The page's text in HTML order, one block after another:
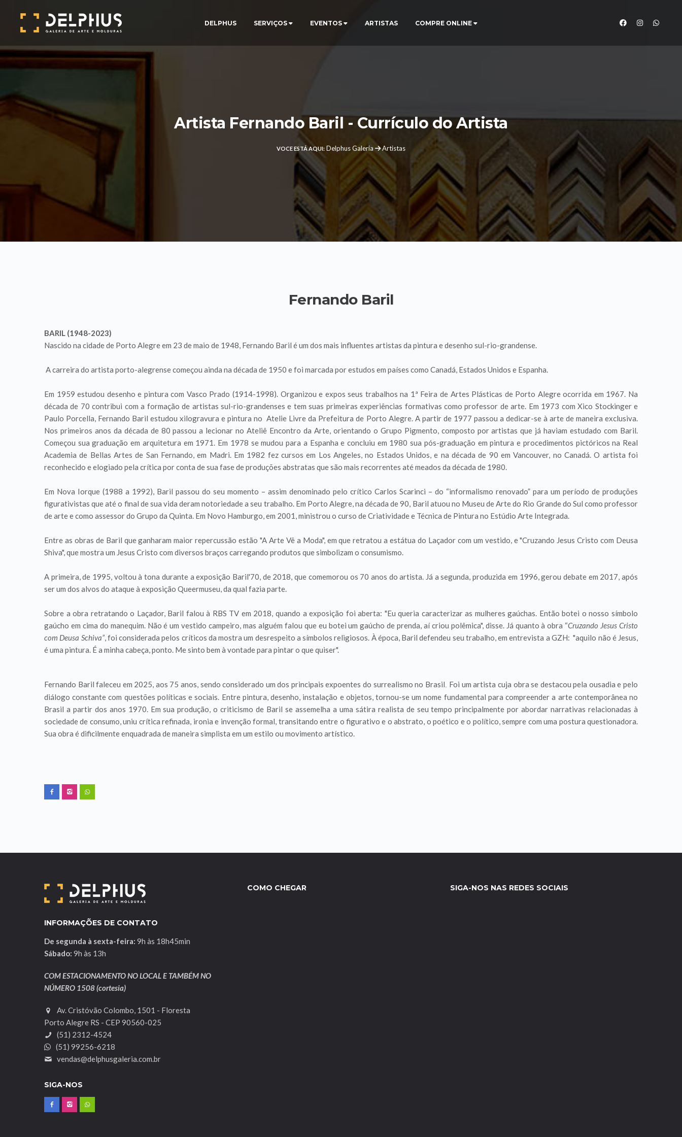
DELPHUS SERVIÇOS EVENTOS ARTISTAS COMPRE ONLINE
Artista Fernando Baril - Currículo do Artista
VOCE ESTÁ AQUI: Delphus Galeria Artistas
Fernando Baril
BARIL (1948-2023)
Nascido na cidade de Porto Alegre em 23 de maio de 1948, Fernando Baril é um dos mais influentes artistas da pintura e desenho sul-rio-grandense.
A carreira do artista porto-alegrense começou ainda na década de 1950 e foi marcada por estudos em países como Canadá, Estados Unidos e Espanha.
Em 1959 estudou desenho e pintura com Vasco Prado (1914-1998). Organizou e expos seus trabalhos na 1ª Feira de Artes Plásticas de Porto Alegre ocorrida em 1967. Na
década de 70 contribui com a formação de artistas sul-rio-grandenses e tem suas primeiras experiências formativas como professor de arte. Em 1973 com Xico Stockinger e
Paulo Porcella, Fernando Baril estudou xilogravura e pintura no Atelie Livre da Prefeitura de Porto Alegre. A partir de 1977 passou a dedicar-se à arte de maneira exclusiva.
Nos primeiros anos da década de 80 passou a lecionar no Ateliê Encontro da Arte, orientando o Grupo Pigmento, composto por artistas que já haviam estudado com Baril.
Começou sua graduação em arquitetura em 1971. Em 1978 se mudou para a Espanha e concluiu em 1980 sua pós-graduação em pintura e procedimentos pictóricos na Real
Academia de Bellas Artes de San Fernando, em Madri. Em 1982 fez cursos em Los Angeles, no Estados Unidos, e na década de 90 em Vancouver, no Canadá. O artista foi
reconhecido e elogiado pela crítica por conta de sua fase de produções abstratas que são mais recorrentes até meados da década de 1980.
Em Nova Iorque (1988 a 1992), Baril passou do seu momento – assim denominado pelo crítico Carlos Scarinci – do “informalismo renovado” para um período de produções
figurativistas que até o final de sua vida deram notoriedade a seu trabalho. Em Porto Alegre, na década de 90, Baril atuou no Museu de Arte do Rio Grande do Sul como professor
de arte e como assessor do Grupo da Quinta. Em Novo Hamburgo, em 2001, ministrou o curso de Criatividade e Técnica de Pintura no Estúdio Arte Integrada.
Entre as obras de Baril que ganharam maior repercussão estão "A Arte Vê a Moda", em que retratou a estátua do Laçador com um vestido, e "Cruzando Jesus Cristo com Deusa
Shiva", que mostra um Jesus Cristo com diversos braços carregando produtos que simbolizam o consumismo.
A primeira, de 1995, voltou à tona durante a exposição Baril'70, de 2018, que comemorou os 70 anos do artista. Já a segunda, produzida em 1996, gerou debate em 2017, após
ser um dos alvos do ataque à exposição Queermuseu, da qual fazia parte.
Sobre a obra retratando o Laçador, Baril falou à RBS TV em 2018, quando a exposição foi aberta: "Eu queria caracterizar as mulheres gaúchas. Então botei o nosso símbolo
gaúcho em cima do manequim. Não é um vestido campeiro, mas alguém falou que eu botei um gaúcho de prenda, aí criou polêmica", disse. Já quanto à obra “Cruzando Jesus Cristo
com Deusa Schiva”, foi considerada pelos críticos da mostra um desrespeito a símbolos religiosos. À época, Baril defendeu seu trabalho, em entrevista a GZH: "aquilo não é Jesus,
é uma pintura. É a minha cabeça, ponto. Me sinto bem à vontade para pintar o que quiser".
Fernando Baril faleceu em 2025, aos 75 anos, sendo considerado um dos principais expoentes do surrealismo no Brasil Foi um artista cuja obra se destacou pela ousadia e pelo
diálogo constante com questões políticas e sociais. Entre pintura, desenho, instalação e objetos, tornou-se um nome fundamental para compreender a arte contemporânea no
Brasil a partir dos anos 1970. Em sua produção, o criticismo de Baril se assemelha a uma sátira realista de seu tempo principalmente por abordar narrativas relacionadas à
sociedade de consumo, uniu crítica refinada, ironia e invenção formal, transitando entre o figurativo e o abstrato, o poético e o político, sempre com uma postura questionadora.
Sua obra é dificilmente enquadrada de maneira simplista em um estilo ou movimento artístico.
INFORMAÇÕES DE CONTATO
De segunda à sexta-feira: 9h às 18h45min
Sábado: 9h às 13h
COM ESTACIONAMENTO NO LOCAL E TAMBÉM NO
NÚMERO 1508 (cortesia)
Av. Cristóvão Colombo, 1501 - Floresta
Porto Alegre RS - CEP 90560-025
(51) 2312-4524
(51) 99256-6218
vendas@delphusgaleria.com.br
SIGA-NOS
COMO CHEGAR SIGA-NOS NAS REDES SOCIAIS